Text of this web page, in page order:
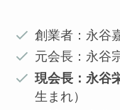
創業者：永谷
元会長：永谷
現会長：永谷
生まれ）